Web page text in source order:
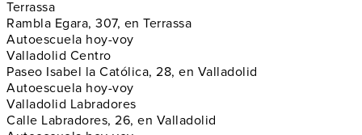
Terrassa
Rambla Egara, 307, en Terrassa
Autoescuela hoy-voy
Valladolid Centro
Paseo Isabel la Católica, 28, en Valladolid
Autoescuela hoy-voy
Valladolid Labradores
Calle Labradores, 26, en Valladolid